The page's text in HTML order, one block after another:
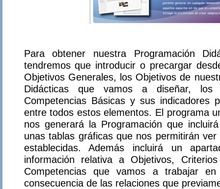
Para obtener nuestra Programación
tendremos que introducir o precargar
Objetivos Generales, los Objetivos de
Didácticas que vamos a diseñar, los
Competencias Básicas y sus indicadores
entre todos estos elementos. El programa
nos generará la Programación que
unas tablas gráficas que nos permitirán
establecidas. Además incluirá un
información relativa a Objetivos,
Competencias que vamos a trabajar
consecuencia de las relaciones que